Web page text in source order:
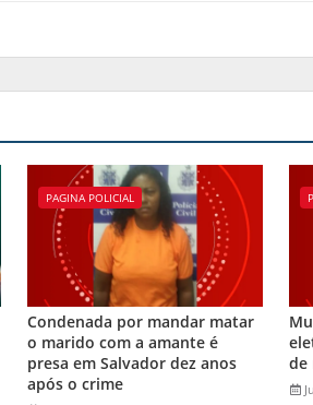
PAGINA POLICIAL
Condenada por mandar matar
o marido com a amante é
presa em Salvador dez anos
após o crime
de